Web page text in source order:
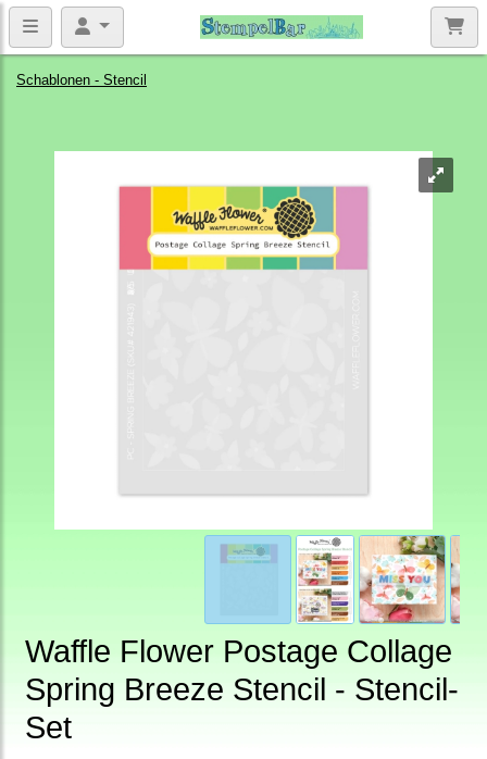
Schablonen - Stencil
Waffle Flower Postage Collage
Spring Breeze Stencil - Stencil-
Set